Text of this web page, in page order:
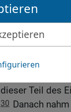
28 Darauf nahm
es auf den Altar
wurde es ein
stimmt.
29 Dann nahm
symbolisch
dieser Teil des
30 Danach